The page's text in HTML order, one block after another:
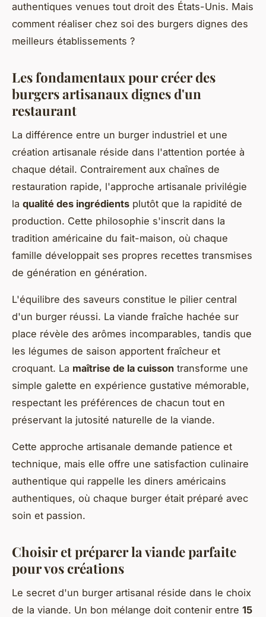
authentiques venues tout droit des États-Unis. Mais
comment réaliser chez soi des burgers dignes des
meilleurs établissements ?
Les fondamentaux pour créer des
burgers artisanaux dignes d'un
restaurant
La différence entre un burger industriel et une
création artisanale réside dans l'attention portée à
chaque détail. Contrairement aux chaînes de
restauration rapide, l'approche artisanale privilégie
la qualité des ingrédients plutôt que la rapidité de
production. Cette philosophie s'inscrit dans la
tradition américaine du fait-maison, où chaque
famille développait ses propres recettes transmises
de génération en génération.
L'équilibre des saveurs constitue le pilier central
d'un burger réussi. La viande fraîche hachée sur
place révèle des arômes incomparables, tandis que
les légumes de saison apportent fraîcheur et
croquant. La maîtrise de la cuisson transforme une
simple galette en expérience gustative mémorable,
respectant les préférences de chacun tout en
préservant la jutosité naturelle de la viande.
Cette approche artisanale demande patience et
technique, mais elle offre une satisfaction culinaire
authentique qui rappelle les diners américains
authentiques, où chaque burger était préparé avec
soin et passion.
Choisir et préparer la viande parfaite
pour vos créations
Le secret d'un burger artisanal réside dans le choix
de la viande. Un bon mélange doit contenir entre 15